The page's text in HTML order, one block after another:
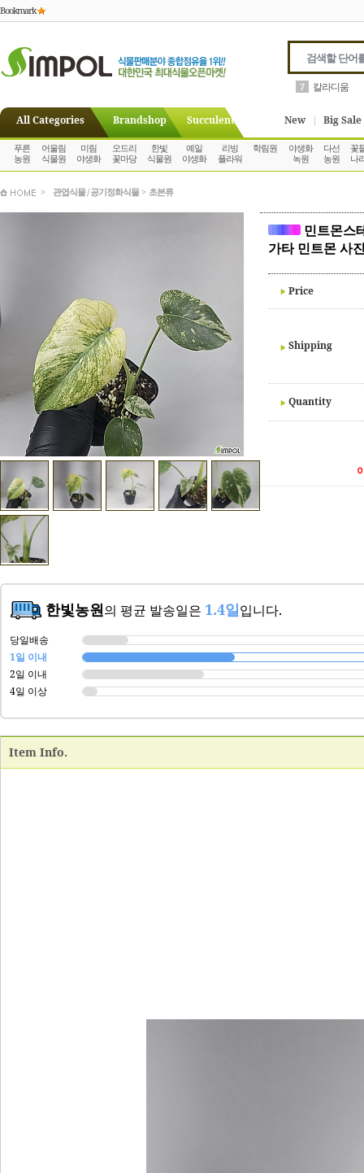
Bookmark
7 칼라디움
All Categories Brandshop Succulent New Big Sale
푸른
농원
어울림
식물원
미림
야생화
오드리
꽃마당
한빛
식물원
예일
야생화
리빙
플라워
학림원
야생화
녹원
다선
농원
꽃
나
> 관엽식물 / 공기정화식물 > 초본류
민트몬스
가타 민트몬 사
Price
Shipping
Quantity
한빛농원의 평균 발송일은 1.4일입니다.
당일배송
1일 이내
2일 이내
4일 이상
Item Info.